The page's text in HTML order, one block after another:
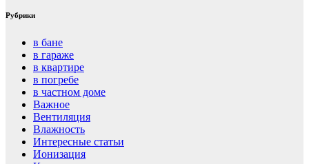
Рубрики
в бане
в гараже
в квартире
в погребе
в частном доме
Важное
Вентиляция
Влажность
Интересные статьи
Ионизация